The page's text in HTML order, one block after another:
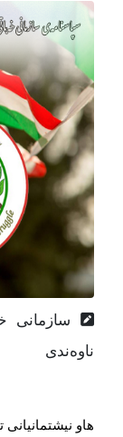
سازمانی
ناوەندی
هاو